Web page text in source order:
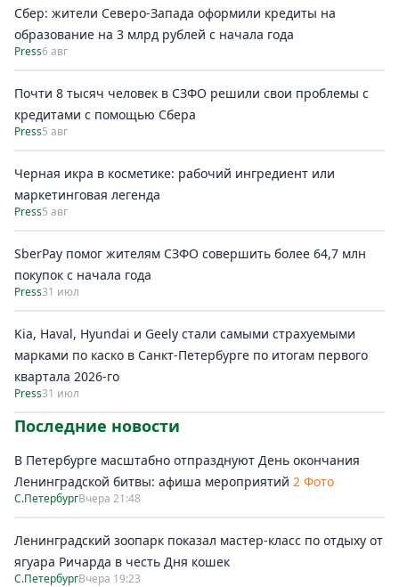
Сбер: жители Северо-Запада оформили кредиты на
образование на 3 млрд рублей с начала года
Press6 авг
Почти 8 тысяч человек в СЗФО решили свои проблемы с
кредитами с помощью Сбера
Press5 авг
Черная икра в косметике: рабочий ингредиент или
маркетинговая легенда
Press5 авг
SberPay помог жителям СЗФО совершить более 64,7 млн
покупок c начала года
Press31 июл
Kia, Haval, Hyundai и Geely стали самыми страхуемыми
марками по каско в Санкт-Петербурге по итогам первого
квартала 2026-го
Press31 июл
Последние новости
В Петербурге масштабно отпразднуют День окончания
Ленинградской битвы: афиша мероприятий 2 Фото
С.ПетербургВчера 21:48
Ленинградский зоопарк показал мастер-класс по отдыху от
ягуара Ричарда в честь Дня кошек
С.ПетербургВчера 19:23